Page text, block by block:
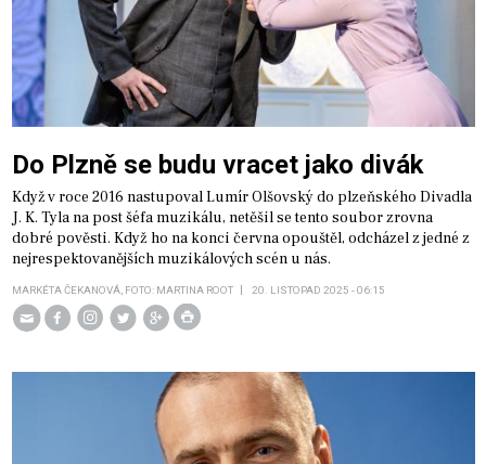
Do Plzně se budu vracet jako divák
Když v roce 2016 nastupoval Lumír Olšovský do plzeňského Divadla
J. K. Tyla na post šéfa muzikálu, netěšil se tento soubor zrovna
dobré pověsti. Když ho na konci června opouštěl, odcházel z jedné z
nejrespektovanějších muzikálových scén u nás.
MARKÉTA ČEKANOVÁ, FOTO: MARTINA ROOT 20. LISTOPAD 2025 - 06:15